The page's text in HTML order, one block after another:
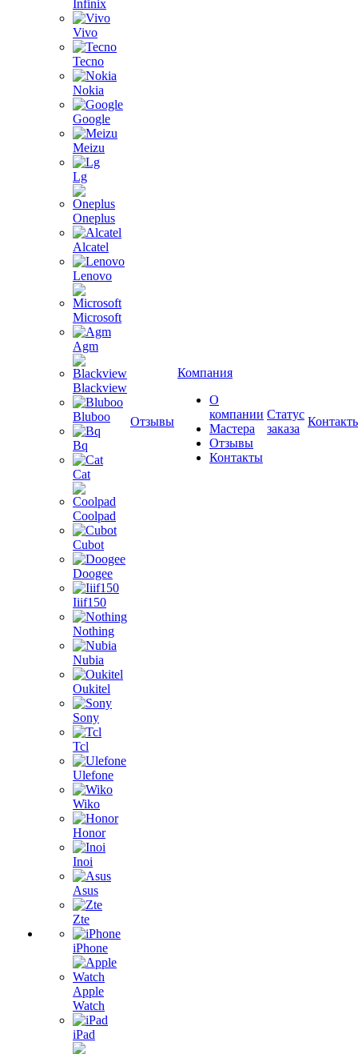
Infinix
Vivo
Tecno
Nokia
Google
Meizu
Lg
Oneplus
Alcatel
Lenovo
Microsoft
Agm
Blackview
Bluboo
Bq
Cat
Coolpad
Cubot
Doogee
Iiif150
Nothing
Nubia
Oukitel
Sony
Tcl
Ulefone
Wiko
Honor
Inoi
Asus
Zte
iPhone
Apple
Watch
iPad
Отзывы
Компания
О
компании
Мастера
Отзывы
Контакты
Статус
заказа